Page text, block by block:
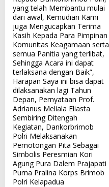
yang telah Membantu mulai
dari awal, Kemudian Kami
juga Mengucapkan Terima
Kasih Kepada Para Pimpinan
Komunitas Keagamaan serta
semua Panitia yang terlibat,
Sehingga Acara ini dapat
terlaksana dengan Baik”,
Harapan Saya ini bisa dapat
dilaksanakan lagi Tahun
Depan, Pernyataan Prof.
Adrianus Meliala Eliasta
Sembiring Ditengah
Kegiatan, Dankorbrimob
Polri Melaksanakan
Pemotongan Pita Sebagai
Simbolis Peresmian Kori
Agung Pura Dalem Prajapati
Purna Pralina Korps Brimob
Polri Kelapadua